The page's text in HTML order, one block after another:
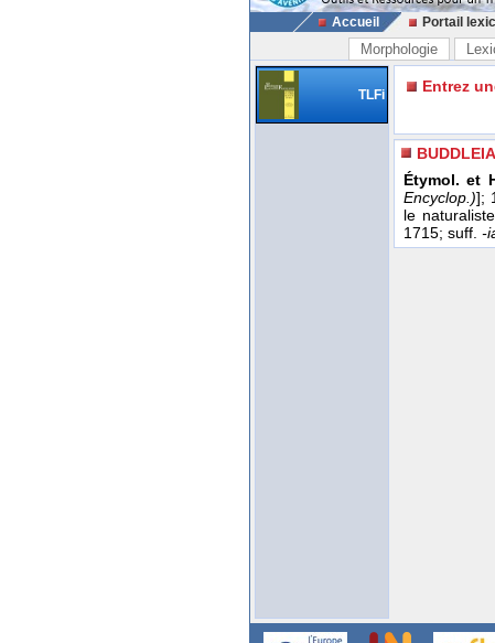
Accueil Portail
Morphologie
TLFi Entrez
Étymol. et
Encyclop.)];
le
1715; suff. -